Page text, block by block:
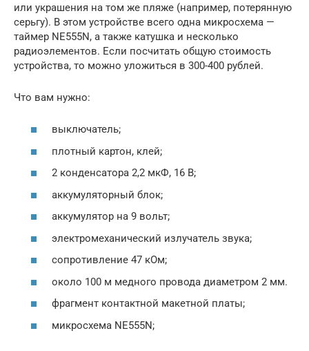
или украшения на том же пляже (например, потерянную
серьгу). В этом устройстве всего одна микросхема —
таймер NE555N, а также катушка и несколько
радиоэлементов. Если посчитать общую стоимость
устройства, то можно уложиться в 300-400 рублей.
Что вам нужно:
выключатель;
плотный картон, клей;
2 конденсатора 2,2 мкФ, 16 В;
аккумуляторный блок;
аккумулятор на 9 вольт;
электромеханический излучатель звука;
сопротивление 47 кОм;
около 100 м медного провода диаметром 2 мм.
фрагмент контактной макетной платы;
микросхема NE555N;